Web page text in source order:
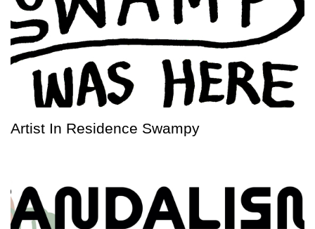
Artist In Residence Swampy